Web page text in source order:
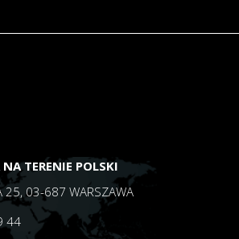
TERENIE POLSKI
25, 03-687 WARSZAWA
44